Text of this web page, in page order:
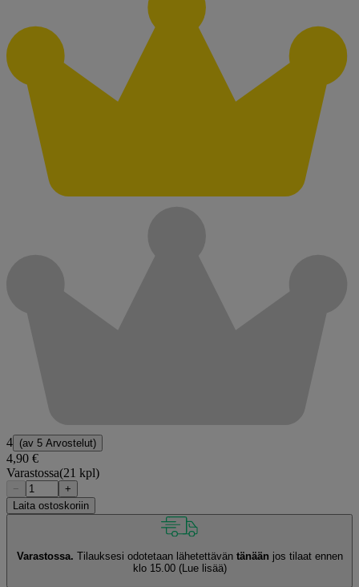
4 (av 5 Arvostelut)
4,90 €
Varastossa(21 kpl)
−
+
Laita ostoskoriin
Varastossa. Tilauksesi odotetaan lähetettävän tänään jos tilaat ennen
klo 15.00 (Lue lisää)